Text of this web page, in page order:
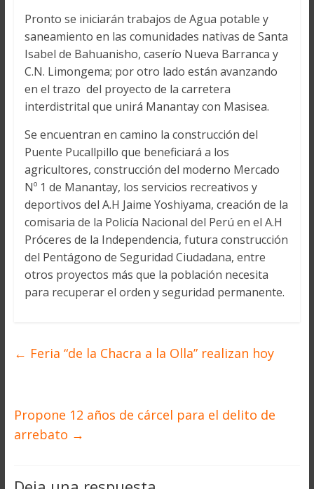
Pronto se iniciarán trabajos de Agua potable y
saneamiento en las comunidades nativas de Santa
Isabel de Bahuanisho, caserío Nueva Barranca y
C.N. Limongema; por otro lado están avanzando
en el trazo del proyecto de la carretera
interdistrital que unirá Manantay con Masisea.
Se encuentran en camino la construcción del
Puente Pucallpillo que beneficiará a los
agricultores, construcción del moderno Mercado
Nº 1 de Manantay, los servicios recreativos y
deportivos del A.H Jaime Yoshiyama, creación de la
comisaria de la Policía Nacional del Perú en el A.H
Próceres de la Independencia, futura construcción
del Pentágono de Seguridad Ciudadana, entre
otros proyectos más que la población necesita
para recuperar el orden y seguridad permanente.
← Feria “de la Chacra a la Olla” realizan hoy
Propone 12 años de cárcel para el delito de
arrebato →